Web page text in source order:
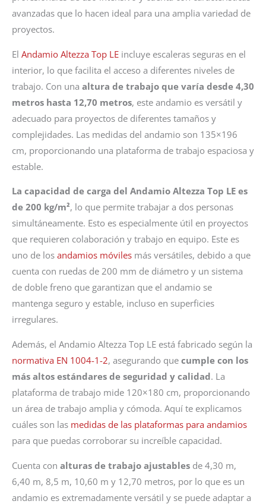
avanzadas que lo hacen ideal para una amplia variedad de
proyectos.
El Andamio Altezza Top LE incluye escaleras seguras en el
interior, lo que facilita el acceso a diferentes niveles de
trabajo. Con una altura de trabajo que varía desde 4,30
metros hasta 12,70 metros, este andamio es versátil y
adecuado para proyectos de diferentes tamaños y
complejidades. Las medidas del andamio son 135×196
cm, proporcionando una plataforma de trabajo espaciosa y
estable.
La capacidad de carga del Andamio Altezza Top LE es
de 200 kg/m², lo que permite trabajar a dos personas
simultáneamente. Esto es especialmente útil en proyectos
que requieren colaboración y trabajo en equipo. Este es
uno de los andamios móviles más versátiles, debido a que
cuenta con ruedas de 200 mm de diámetro y un sistema
de doble freno que garantizan que el andamio se
mantenga seguro y estable, incluso en superficies
irregulares.
Además, el Andamio Altezza Top LE está fabricado según la
normativa EN 1004-1-2, asegurando que cumple con los
más altos estándares de seguridad y calidad. La
plataforma de trabajo mide 120×180 cm, proporcionando
un área de trabajo amplia y cómoda. Aquí te explicamos
cuáles son las medidas de las plataformas para andamios
para que puedas corroborar su increíble capacidad.
Cuenta con alturas de trabajo ajustables de 4,30 m,
6,40 m, 8,5 m, 10,60 m y 12,70 metros, por lo que es un
andamio es extremadamente versátil y se puede adaptar a